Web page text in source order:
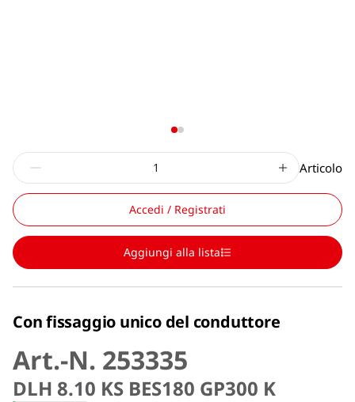
Articolo
Accedi / Registrati
Aggiungi alla lista
Con fissaggio unico del conduttore
Art.-N. 253335
DLH 8.10 KS BES180 GP300 K